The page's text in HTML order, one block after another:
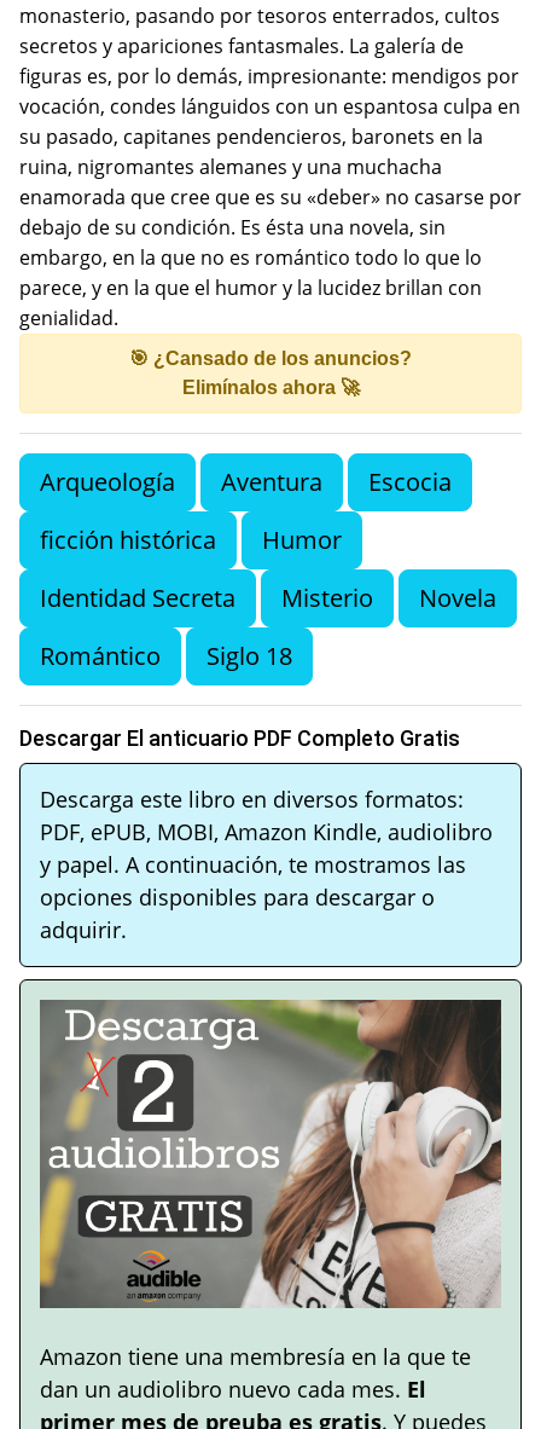
monasterio, pasando por tesoros enterrados, cultos
secretos y apariciones fantasmales. La galería de
figuras es, por lo demás, impresionante: mendigos por
vocación, condes lánguidos con un espantosa culpa en
su pasado, capitanes pendencieros, baronets en la
ruina, nigromantes alemanes y una muchacha
enamorada que cree que es su «deber» no casarse por
debajo de su condición. Es ésta una novela, sin
embargo, en la que no es romántico todo lo que lo
parece, y en la que el humor y la lucidez brillan con
genialidad.
🎯 ¿Cansado de los anuncios?
Elimínalos ahora 🚀
Arqueología Aventura
Escocia
ficción histórica
Humor
Identidad Secreta
Misterio
Novela
Romántico
Siglo 18
Descargar El anticuario PDF Completo Gratis
Descarga este libro en diversos formatos:
PDF, ePUB, MOBI, Amazon Kindle, audiolibro
y papel. A continuación, te mostramos las
opciones disponibles para descargar o
adquirir.
Amazon tiene una membresía en la que te
dan un audiolibro nuevo cada mes. El
primer mes de preuba es gratis. Y puedes